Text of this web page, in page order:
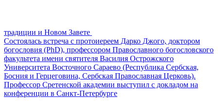
традиции и Новом Завете
Состоялась встреча с протоиереем Дарко Джого, доктором
богословия (PhD), профессором Православного богословского
факультета имени святителя Василия Острожского
Университета Восточного Сараево (Республика Сербская,
Босния и Герцеговина, Сербская Православная Церковь).
Профессор Сретенской академии выступил с докладом на
конференции в Санкт-Петербурге